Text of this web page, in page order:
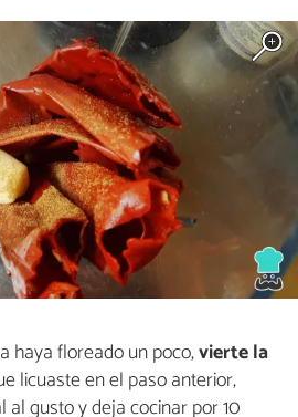
haya floreado un poco,vierte la
licuaste en el paso anterior,
al gusto y deja cocinar por 10